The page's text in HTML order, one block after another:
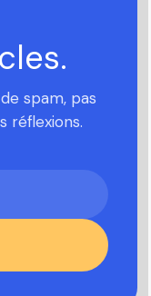
spam, pas
réflexions.